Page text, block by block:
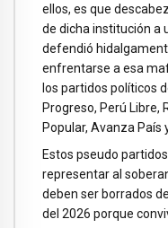
ellos, es que
de dicha institución a
defendió
enfrentarse a esa
los partidos políticos
Progreso, Perú Libre,
Popular, Avanza País
Estos pseudo
representar al
deben ser borrados
del 2026 porque